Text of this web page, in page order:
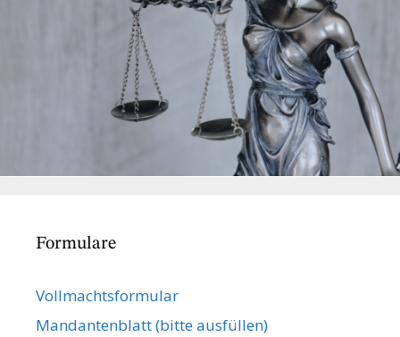
Formulare
Vollmachts­formular
Mandanten­blatt (bitte ausfüllen)